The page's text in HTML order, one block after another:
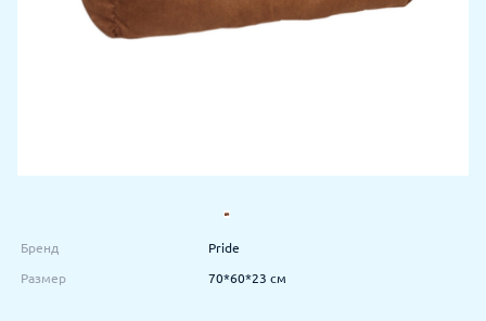
Бренд Pride
Размер 70*60*23 см